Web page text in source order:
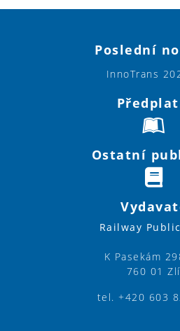
Poslední
InnoTrans
Ostatní
Railway
K Pasekám
760 01
tel. +420 603